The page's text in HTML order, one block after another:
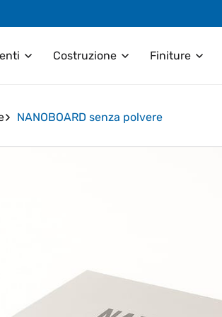
Costruzione Finiture
NANOBOARD senza polvere
alle